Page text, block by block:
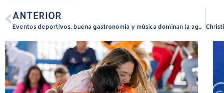
ANTERIOR
Eventos deportivos, buena gastronomía y música dominan la agenda de la quinta edición del Camuy Summer Fest